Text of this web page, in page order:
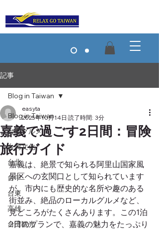
記事
Blog in Taiwan
台湾グルメ
台湾文化
台北
台中
台東
高雄
台湾観光
Blog in Taiwan
嘉義で過ごす2日間：冒険
旅行ガイド
easyta
2025年10月14日 読了時間: 3分
嘉義は、絶景で知られる阿里山国家風
景区への玄関口として知られています
が、市内にも歴史的な名所や趣のある
街並み、絶品のローカルグルメなど、
見どころがたくさんあります。この1泊
2日のプランで、嘉義の魅力をたっぷり